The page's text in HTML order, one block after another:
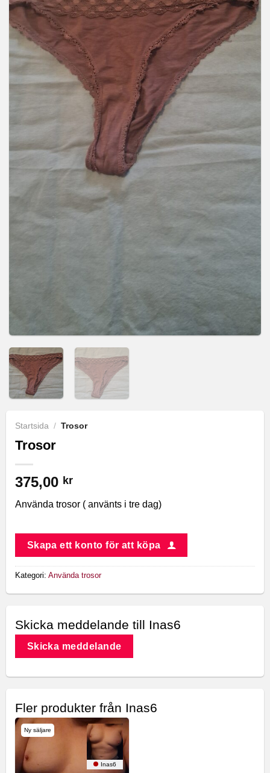
Startsida / Trosor
Trosor
375,00 kr
Använda trosor ( använts i tre dag)
Skapa ett konto för att köpa
Kategori: Använda trosor
Skicka meddelande till Inas6
Skicka meddelande
Fler produkter från Inas6
Ny säljare
Inas6